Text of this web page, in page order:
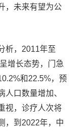
，未来有望为公
析，2011年至
增长态势，门急
和22.5%，预
口数量增加、
视，诊疗人次将
，到2022年，中